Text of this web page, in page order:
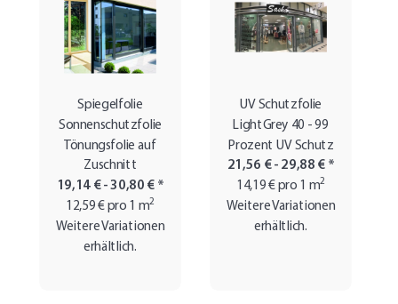
Spiegelfolie
Sonnenschutzfolie
Tönungsfolie auf
Zuschnitt
19,14 € -30,80 € *
12,59 € pro 1 m2
Weitere Variationen
erhältlich.
UV Schutzfolie
LightGrey 40 - 99
Prozent UV Schutz
21,56 € - 29,88 € *
14,19 € pro 1 m2
Weitere Variationen
erhältlich.